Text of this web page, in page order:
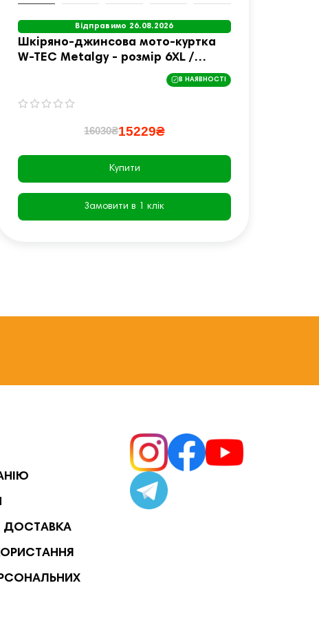
Відправимо 26.08.2026
Шкіряно-джинсова мото-куртка
W-TEC Metalgy - розмір 6XL /
В НАЯВНОСТІ
16030₴15229₴
Купити
Замовити в 1 клік
ДОСТАВКА